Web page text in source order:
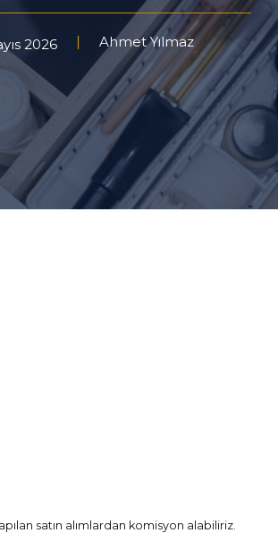
2026 Ahmet Yılmaz
satın alımlardan komisyon alabiliriz.